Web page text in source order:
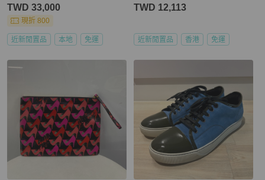
TWD 33,000
現折 800
近新閒置品 本地 免運
TWD 12,113
近新閒置品 香港 免運